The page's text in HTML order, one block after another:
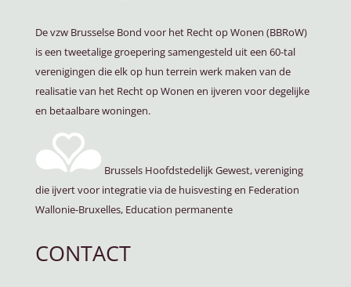
De vzw Brusselse Bond voor het Recht op Wonen (BBRoW)
is een tweetalige groepering samengesteld uit een 60-tal
verenigingen die elk op hun terrein werk maken van de
realisatie van het Recht op Wonen en ijveren voor degelijke
en betaalbare woningen.
Brussels Hoofdstedelijk Gewest, vereniging
die ijvert voor integratie via de huisvesting en Federation
Wallonie-Bruxelles, Education permanente
CONTACT